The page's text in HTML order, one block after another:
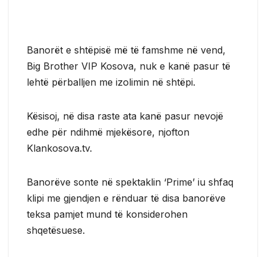
Banorët e shtëpisë më të famshme në vend,
Big Brother VIP Kosova, nuk e kanë pasur të
lehtë përballjen me izolimin në shtëpi.
Kësisoj, në disa raste ata kanë pasur nevojë
edhe për ndihmë mjekësore, njofton
Klankosova.tv.
Banorëve sonte në spektaklin ‘Prime’ iu shfaq
klipi me gjendjen e rënduar të disa banorëve
teksa pamjet mund të konsiderohen
shqetësuese.